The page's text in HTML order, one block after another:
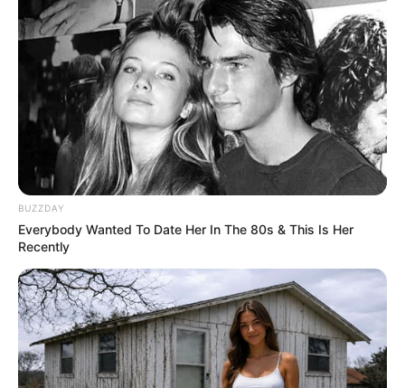
BUZZDAY
Everybody Wanted To Date Her In The 80s & This Is Her
Recently